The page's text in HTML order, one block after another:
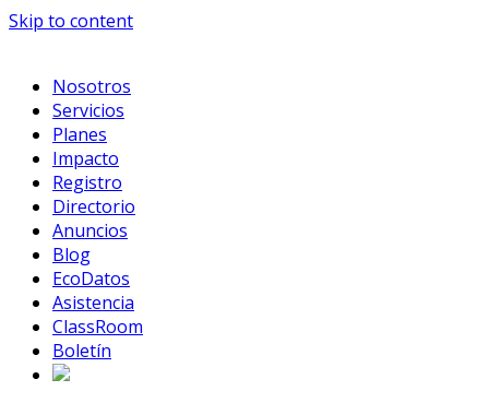
Skip to content
Nosotros
Servicios
Planes
Impacto
Registro
Directorio
Anuncios
Blog
EcoDatos
Asistencia
ClassRoom
Boletín